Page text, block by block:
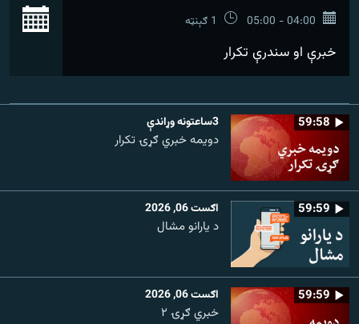
04:00 - 05:00 1 ګېنټه
خبرې او سندرې تکرار
59:58 3ساعتونه وړاندې
دویمه خبري ګړۍ تکرار
59:59 اګست 06, 2026
د یارانو مشال
59:59 اګست 06, 2026
خبري ګړۍ ۲